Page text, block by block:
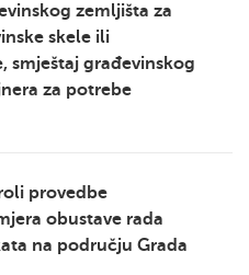
zemljišta za
skele ili
smještaj građevinskog
za potrebe
provedbe
obustave rada
na području Grada